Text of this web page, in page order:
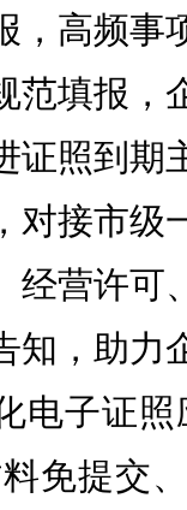
，高频事
范填报，
证照到期
对接市级
经营许可
知，助力
电子证
免提交